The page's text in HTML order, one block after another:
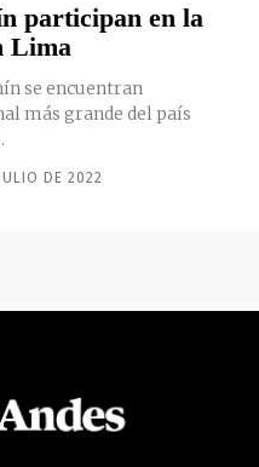
participan en la
Lima
se encuentran
más grande del país
DE 2022